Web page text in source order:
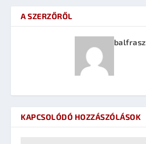
A SZERZŐRŐL
balfrasz
KAPCSOLÓDÓ HOZZÁSZÓLÁSOK